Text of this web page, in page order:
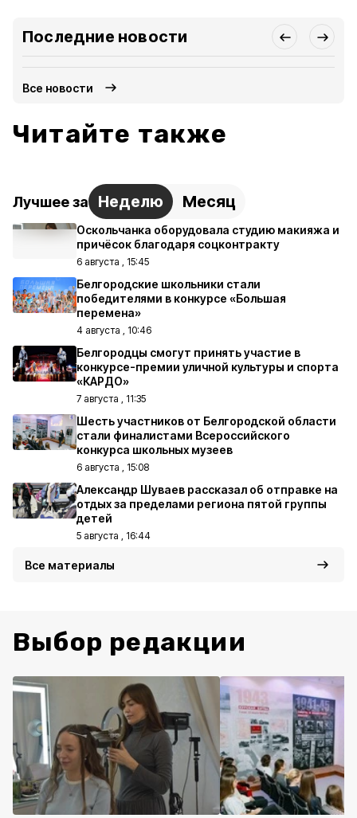
Последние новости
Все новости
Читайте также
Лучшее за Неделю Месяц
Оскольчанка оборудовала студию макияжа и
причёсок благодаря соцконтракту
6 августа , 15:45
Белгородские школьники стали
победителями в конкурсе «Большая
перемена»
4 августа , 10:46
Белгородцы смогут принять участие в
конкурсе-премии уличной культуры и спорта
«КАРДО»
7 августа , 11:35
Шесть участников от Белгородской области
стали финалистами Всероссийского
конкурса школьных музеев
6 августа , 15:08
Александр Шуваев рассказал об отправке на
отдых за пределами региона пятой группы
детей
5 августа , 16:44
Все материалы
Выбор редакции